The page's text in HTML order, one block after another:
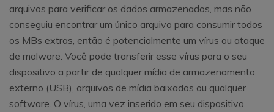
arquivos para verificar os dados armazenados, mas não
conseguiu encontrar um único arquivo para consumir todos
os MBs extras, então é potencialmente um vírus ou ataque
de malware. Você pode transferir esse vírus para o seu
dispositivo a partir de qualquer mídia de armazenamento
externo (USB), arquivos de mídia baixados ou qualquer
software. O vírus, uma vez inserido em seu dispositivo,